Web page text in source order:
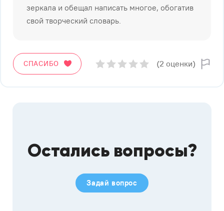
зеркала и обещал написать многое, обогатив
свой творческий словарь.
СПАСИБО (2 оценки)
Остались вопросы?
Задай вопрос